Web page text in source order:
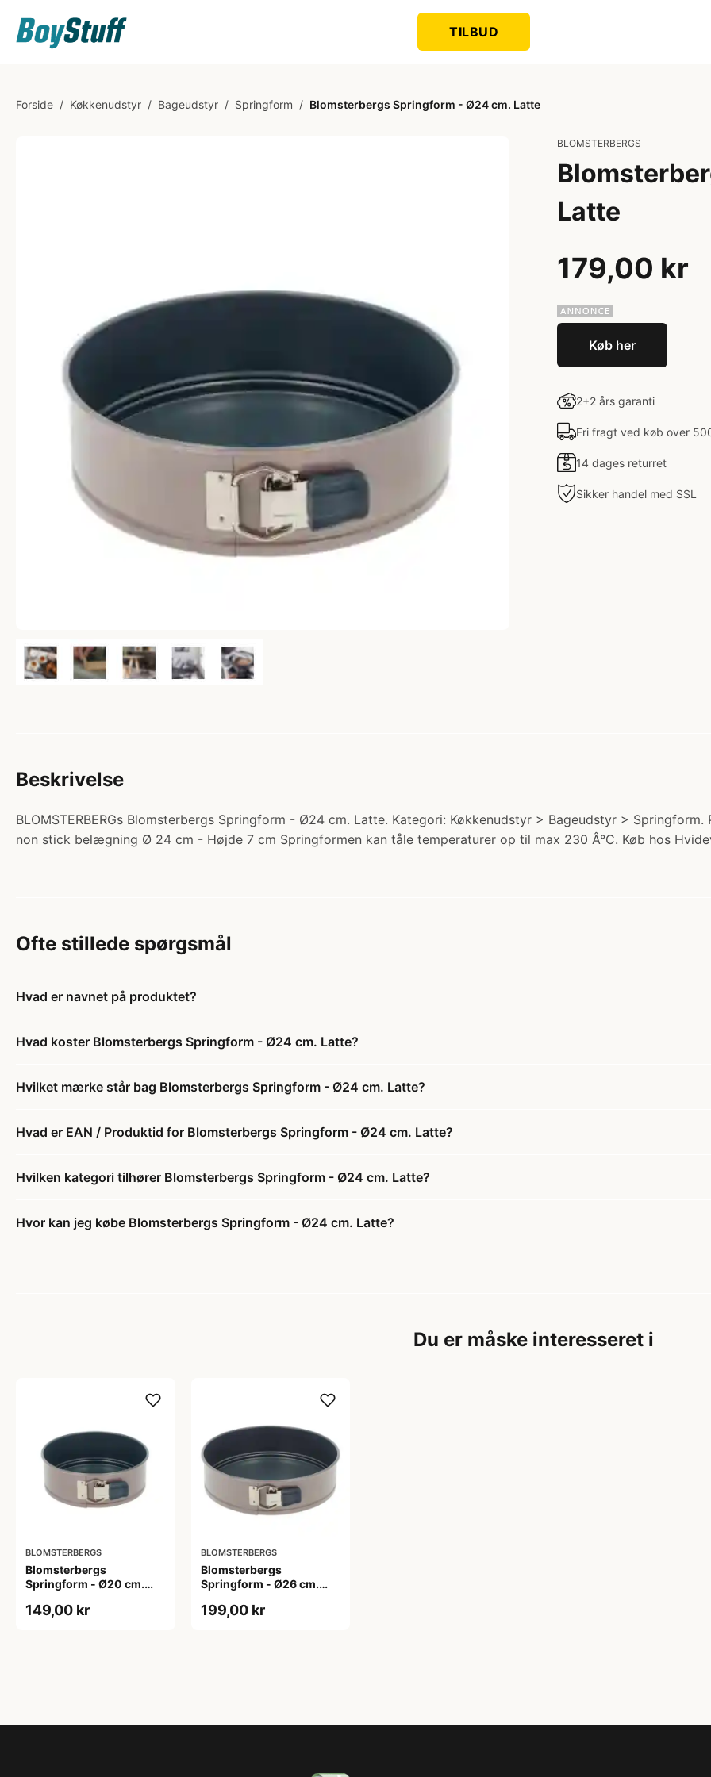
TILBUD
Forside / Køkkenudstyr / Bageudstyr / Springform / Blomsterbergs Springform - Ø24 cm. Latte
BLOMSTERBERGS
Latte
179,00 kr
Køb her
2+2 års garanti
Fri fragt ved køb over
14 dages returret
Sikker handel med SSL
Beskrivelse
BLOMSTERBERGs Blomsterbergs Springform - Ø24 cm. Latte. Kategori: Køkkenudstyr > Bageudstyr >
non stick belægning Ø 24 cm - Højde 7 cm Springformen kan tåle temperaturer op til max 230 Â°C. Køb hos
Ofte stillede spørgsmål
Hvad er navnet på produktet?
Hvad koster Blomsterbergs Springform - Ø24 cm. Latte?
Hvilket mærke står bag Blomsterbergs Springform - Ø24 cm. Latte?
Hvad er EAN / Produktid for Blomsterbergs Springform - Ø24 cm. Latte?
Hvilken kategori tilhører Blomsterbergs Springform - Ø24 cm. Latte?
Hvor kan jeg købe Blomsterbergs Springform - Ø24 cm. Latte?
Du er måske interesseret i
BLOMSTERBERGS
Blomsterbergs
Springform - Ø20 cm.
149,00 kr
BLOMSTERBERGS
Blomsterbergs
Springform - Ø26 cm.
199,00 kr